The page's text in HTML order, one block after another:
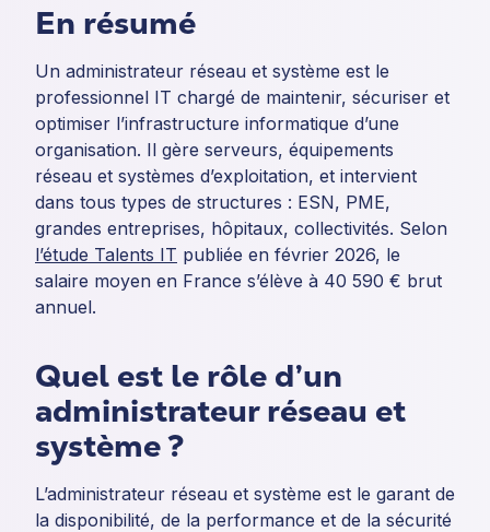
En résumé
Un administrateur réseau et système est le
professionnel IT chargé de maintenir, sécuriser et
optimiser l’infrastructure informatique d’une
organisation. Il gère serveurs, équipements
réseau et systèmes d’exploitation, et intervient
dans tous types de structures : ESN, PME,
grandes entreprises, hôpitaux, collectivités. Selon
l’étude Talents IT publiée en février 2026, le
salaire moyen en France s’élève à 40 590 € brut
annuel.
Quel est le rôle d’un
administrateur réseau et
système ?
L’administrateur réseau et système est le garant de
la disponibilité, de la performance et de la sécurité